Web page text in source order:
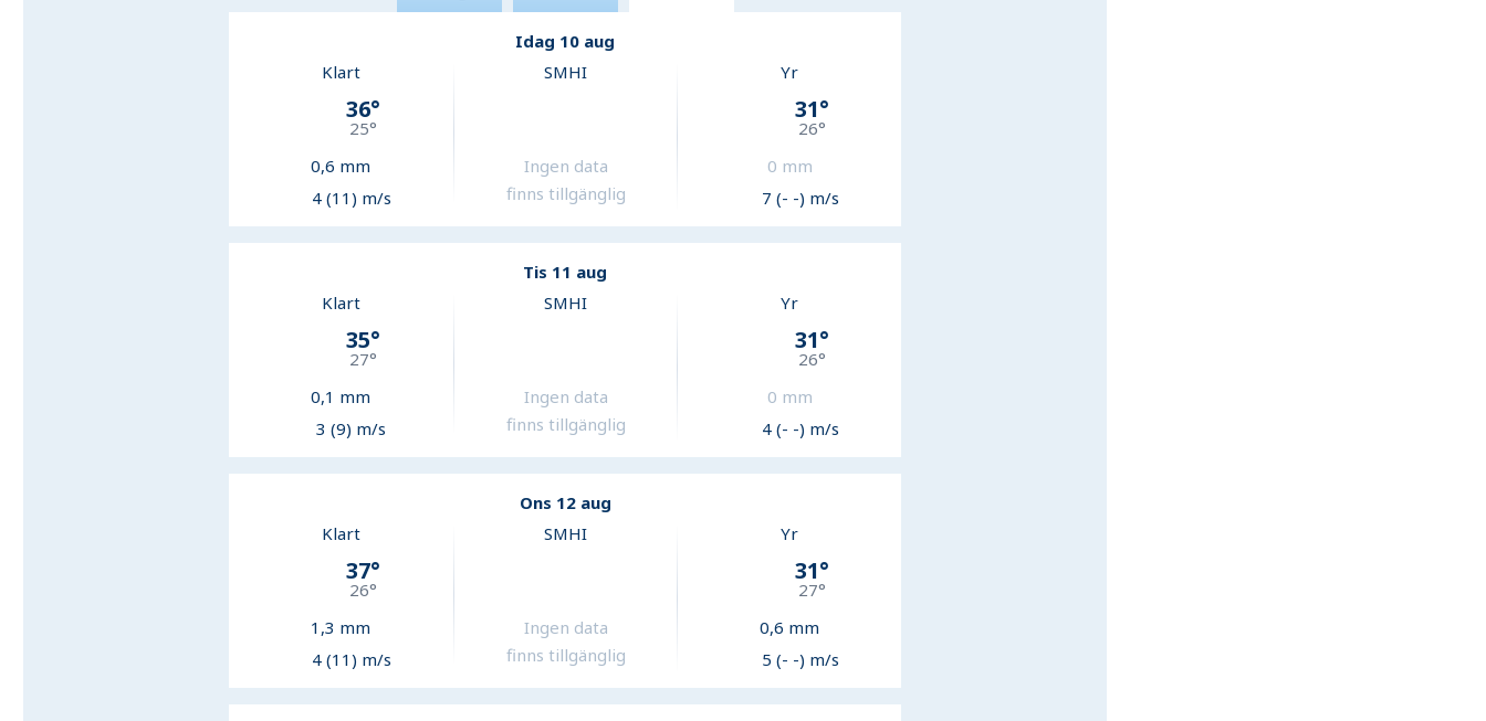
Idag 10 aug
Klart
36°
25°
0,6 mm
4 (11) m/s
SMHI
Ingen data
finns tillgänglig
Yr
31°
26°
0 mm
7 (- -) m/s
Tis 11 aug
Klart
35°
27°
0,1 mm
3 (9) m/s
SMHI
Ingen data
finns tillgänglig
Yr
31°
26°
0 mm
4 (- -) m/s
Ons 12 aug
Klart
37°
26°
1,3 mm
4 (11) m/s
SMHI
Ingen data
finns tillgänglig
Yr
31°
27°
0,6 mm
5 (- -) m/s